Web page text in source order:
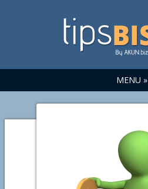
MENU »